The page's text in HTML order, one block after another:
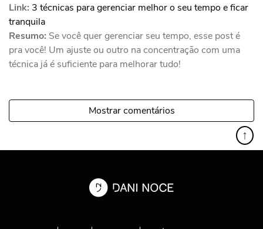
Link: 3 técnicas para gerenciar melhor o seu tempo e ficar
tranquila
Resumo: Se você quer gerenciar seu tempo, esse post é
pra você! Um ajuste ou outro na concentração com uma
técnica já é suficiente para melhorar tudo!
Mostrar comentários
↑